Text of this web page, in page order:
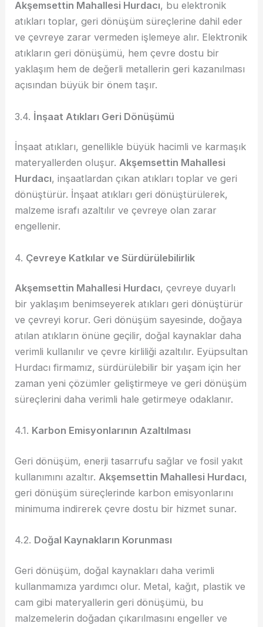
Akşemsettin Mahallesi Hurdacı, bu elektronik
atıkları toplar, geri dönüşüm süreçlerine dahil eder
ve çevreye zarar vermeden işlemeye alır. Elektronik
atıkların geri dönüşümü, hem çevre dostu bir
yaklaşım hem de değerli metallerin geri kazanılması
açısından büyük bir önem taşır.
3.4. İnşaat Atıkları Geri Dönüşümü
İnşaat atıkları, genellikle büyük hacimli ve karmaşık
materyallerden oluşur.Akşemsettin Mahallesi
Hurdacı, inşaatlardan çıkan atıkları toplar ve geri
dönüştürür. İnşaat atıkları geri dönüştürülerek,
malzeme israfı azaltılır ve çevreye olan zarar
engellenir.
4. Çevreye Katkılar ve Sürdürülebilirlik
Akşemsettin Mahallesi Hurdacı, çevreye duyarlı
bir yaklaşım benimseyerek atıkları geri dönüştürür
ve çevreyi korur. Geri dönüşüm sayesinde, doğaya
atılan atıkların önüne geçilir, doğal kaynaklar daha
verimli kullanılır ve çevre kirliliği azaltılır. Eyüpsultan
Hurdacı firmamız, sürdürülebilir bir yaşam için her
zaman yeni çözümler geliştirmeye ve geri dönüşüm
süreçlerini daha verimli hale getirmeye odaklanır.
4.1. Karbon Emisyonlarının Azaltılması
Geri dönüşüm, enerji tasarrufu sağlar ve fosil yakıt
kullanımını azaltır.Akşemsettin Mahallesi Hurdacı,
geri dönüşüm süreçlerinde karbon emisyonlarını
minimuma indirerek çevre dostu bir hizmet sunar.
4.2. Doğal Kaynakların Korunması
Geri dönüşüm, doğal kaynakları daha verimli
kullanmamıza yardımcı olur. Metal, kağıt, plastik ve
cam gibi materyallerin geri dönüşümü, bu
malzemelerin doğadan çıkarılmasını engeller ve